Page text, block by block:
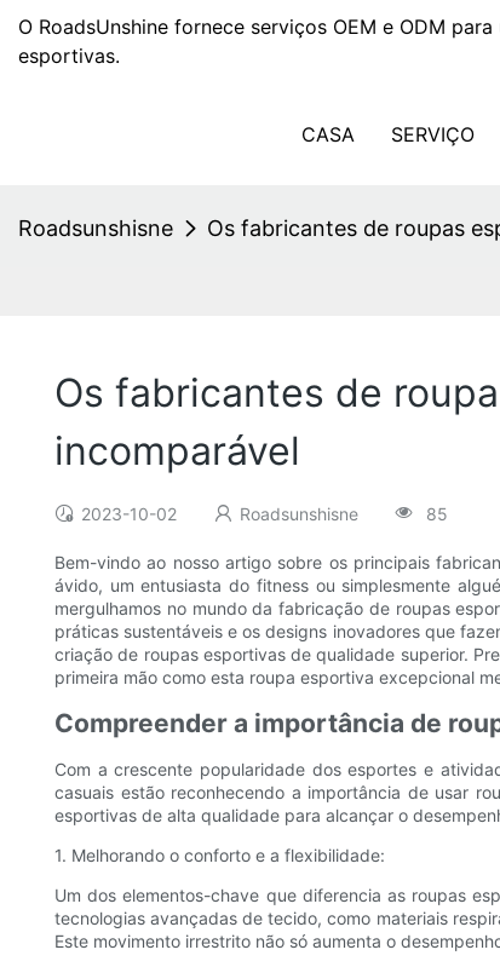
O RoadsUnshine fornece serviços OEM e ODM
esportivas.
CASA SERVIÇO
Roadsunshisne Os fabricantes de roupas
Os fabricantes de
incomparável
2023-10-02 Roadsunshisne 85
Bem-vindo ao nosso artigo sobre os principais
ávido, um entusiasta do fitness ou simplesmente
mergulhamos no mundo da fabricação de roupas
práticas sustentáveis ​​e os designs inovadores que
criação de roupas esportivas de qualidade superior.
primeira mão como esta roupa esportiva excepcional
Compreender a importância de
Com a crescente popularidade dos esportes e
casuais estão reconhecendo a importância de usar
esportivas de alta qualidade para alcançar o
1. Melhorando o conforto e a flexibilidade:
Um dos elementos-chave que diferencia as roupas
tecnologias avançadas de tecido, como materiais
Este movimento irrestrito não só aumenta o